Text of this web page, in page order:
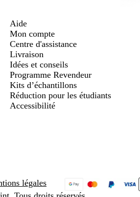
Aide
Mon compte
Centre d'assistance
Livraison
Idées et conseils
Programme Revendeur
Kits d’échantillons
Réduction pour les étudiants
Accessibilité
légales